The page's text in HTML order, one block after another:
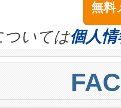
率性は、フェ
provides a
for AI
battery
は、ai&のAI
合、試運転、
実現すること
ードでは、
出でき、これ
メートルに
％のターゲッ
無料
ついては個人